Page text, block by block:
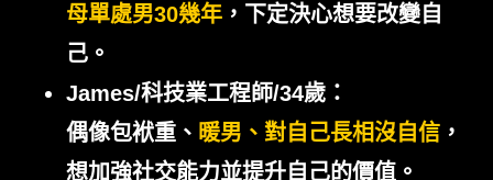
母單處男30幾年 ，下定決心想要改變自
己。
James/科技業工程師/34歲：
偶像包袱重、 暖男、對自己長相沒自信 ，
想加強社交能力並提升自己的價值。